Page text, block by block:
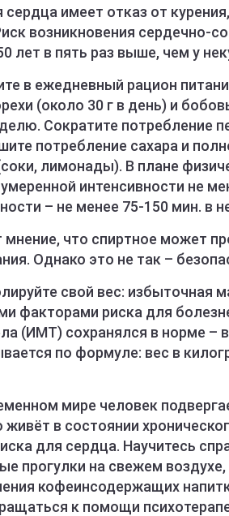
сердца имеет отказ от
возникновения сердечно-
лет в пять раз выше, чем у
в ежедневный рацион
(около 30 г в день) и
Сократите потребление
потребление сахара и
лимонады). В плане
умеренной интенсивности не
– не менее 75-150 мин. в
мнение, что спиртное может
Однако это не так –
свой вес: избыточная
факторами риска для
(ИМТ) сохранялся в норме –
по формуле: вес в
мире человек
живёт в состоянии
для сердца. Научитесь
прогулки на свежем
кофеинсодержащих
к помощи